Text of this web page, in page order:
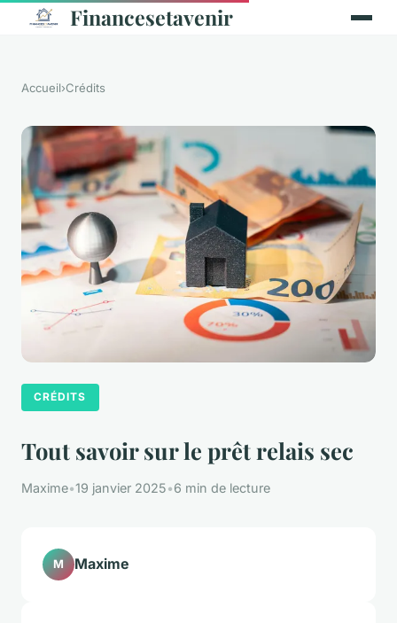
Financesetavenir
Accueil›Crédits
CRÉDITS
Tout savoir sur le prêt relais sec
Maxime•19 janvier 2025•6 min de lecture
M Maxime